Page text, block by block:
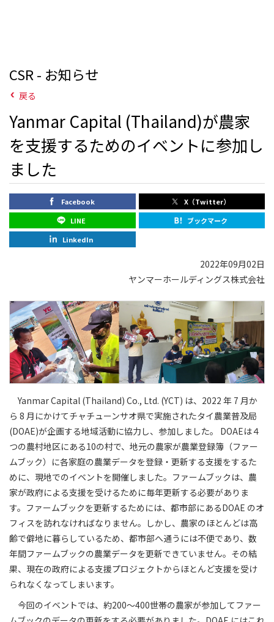
CSR - お知らせ
戻る
Yanmar Capital (Thailand)が農家
を支援するためのイベントに参加し
ました
Facebook
X（Twitter）
LINE
ブックマーク
LinkedIn
2022年09月02日
ヤンマーホールディングス株式会社
Yanmar Capital (Thailand) Co., Ltd. (YCT) は、2022 年 7 月か
ら 8 月にかけてチャチューンサオ県で実施されたタイ農業普及局
(DOAE)が企画する地域活動に協力し、参加しました。 DOAEは４
つの農村地区にある10の村で、地元の農家が農業登録簿（ファー
ムブック）に各家庭の農業データを登録・更新する支援をするた
めに、現地でのイベントを開催しました。ファームブックは、農
家が政府による支援を受けるために毎年更新する必要がありま
す。ファームブックを更新するためには、都市部にあるDOAE のオ
フィスを訪れなければなりません。しかし、農家のほとんどは高
齢で僻地に暮らしているため、都市部へ通うには不便であり、数
年間ファームブックの農業データを更新できていません。その結
果、現在の政府による支援プロジェクトからほとんど支援を受け
られなくなってしまいます。
今回のイベントでは、約200～400世帯の農家が参加してファー